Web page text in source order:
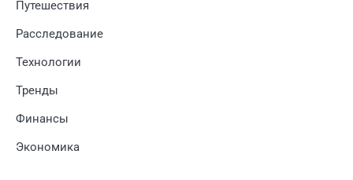
Путешествия
Расследование
Технологии
Тренды
Финансы
Экономика